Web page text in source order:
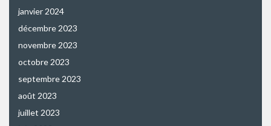
janvier 2024
décembre 2023
novembre 2023
octobre 2023
septembre 2023
août 2023
juillet 2023